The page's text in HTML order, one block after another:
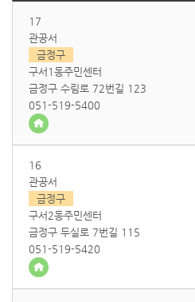
17
관공서
금정구
구서1동주민센터
금정구 수림로 72번길 123
051-519-5400
16
관공서
금정구
구서2동주민센터
금정구 두실로 7번길 115
051-519-5420